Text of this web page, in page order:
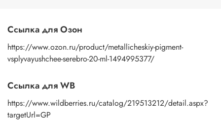
располагается на верхнем слое, создавая утонченную и
тонкую пленку. Если вам нужны красители для
эпоксидной смолы, компаунды или добавки для слайма,
наш Металлический пигмент "Всплывающее серебро" -
ваш надежный спутник в мире творчества. Он поможет
Ссылка для Озон
https://www.ozon.ru/product/metallicheskiy-pigment-
vsplyvayushchee-serebro-20-ml-1494995377/
Ссылка для WB
https://www.wildberries.ru/catalog/219513212/detail.aspx?
targetUrl=GP